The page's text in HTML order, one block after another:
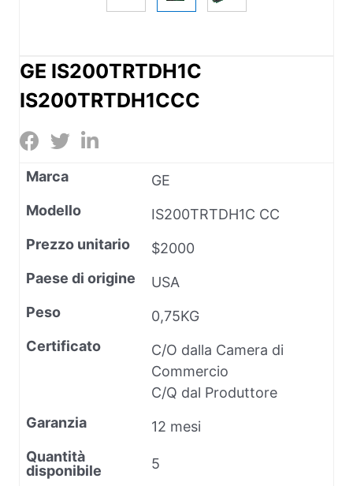
GE IS200TRTDH1C
IS200TRTDH1CCC
Marca
GE
Modello
IS200TRTDH1C CC
Prezzo unitario
$2000
Paese di origine
USA
Peso
0,75KG
Certificato
C/O dalla Camera di
Commercio
C/Q dal Produttore
Garanzia
12 mesi
Quantità
disponibile
5